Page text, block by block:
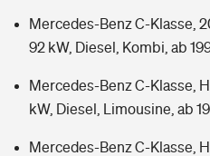
Mercedes-Benz C-Klasse,
92 kW, Diesel, Kombi, ab
Mercedes-Benz C-Klasse,
kW, Diesel, Limousine, ab
Mercedes-Benz C-Klasse,